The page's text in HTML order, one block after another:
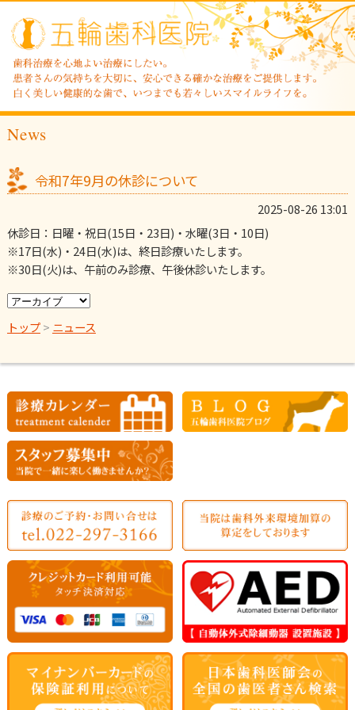
News
令和7年9月の休診について
2025-08-26 13:01
休診日：日曜・祝日(15日・23日)・水曜(3日・10日)
※17日(水)・24日(水)は、終日診療いたします。
※30日(火)は、午前のみ診療、午後休診いたします。
トップ> ニュース